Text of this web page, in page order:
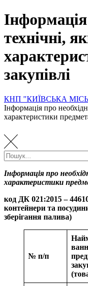
технічні,
закупівлі
КНП "КИЇВСЬКА
Інформація про
характеристики
Пошук:
Інформація про
характеристики
код ДК 021:2015 –
контейнери та
зберігання палива)
№ п/п